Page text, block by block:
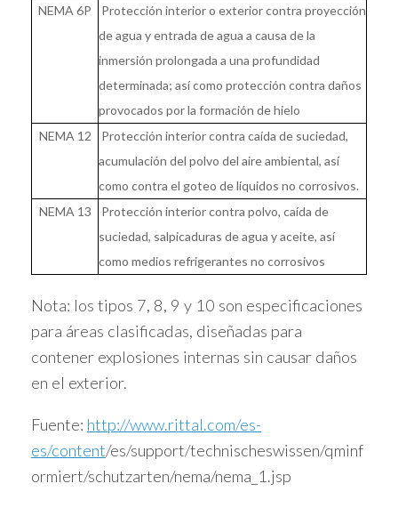
NEMA 6P
Protección interior o exterior contra proyección
de agua y entrada de agua a causa de la
inmersión prolongada a una profundidad
determinada; así como protección contra daños
provocados por la formación de hielo
NEMA 12
Protección interior contra caída de suciedad,
acumulación del polvo del aire ambiental, así
como contra el goteo de líquidos no corrosivos.
NEMA 13
Protección interior contra polvo, caída de
suciedad, salpicaduras de agua y aceite, así
como medios refrigerantes no corrosivos
Nota: los tipos 7, 8, 9 y 10 son especificaciones
para áreas clasificadas, diseñadas para
contener explosiones internas sin causar daños
en el exterior.
Fuente: http://www.rittal.com/es-
es/content/es/support/technischeswissen/qminf
ormiert/schutzarten/nema/nema_1.jsp